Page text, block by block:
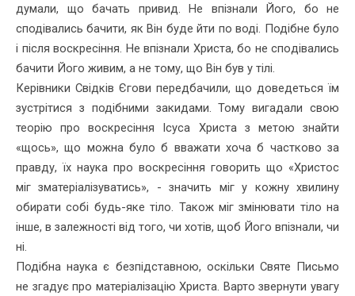
думали, що бачать привид. Не впізнали Його, бо не
сподівались бачити, як Він буде йти по воді. Подібне було
і після воскресіння. Не впізнали Христа, бо не спо­дівались
бачити Його живим, а не тому, що Він був у тілі.
Керівники Свідків Єгови передбачили, що доведеться їм
зустрітися з подібними закидами. Тому вигадали свою
теорію про воскресіння Ісуса Христа з метою знайти
«щось», що можна було б вважати хоча б частково за
правду, їх наука про воскресіння говорить що «Христос
міг зматеріалізуватись», - значить міг у кожну хвилину
обирати собі будь-яке тіло. Також міг змінювати тіло на
інше, в залежності від того, чи хотів, щоб Його впізнали, чи
ні.
Подібна наука є безпідставною, оскільки Святе Письмо
не згадує про матеріалізацію Христа. Варто звернути увагу